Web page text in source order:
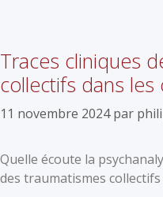
Traces cliniques
collectifs dans les
11 novembre 2024 par
Quelle écoute la
des traumatismes collectifs